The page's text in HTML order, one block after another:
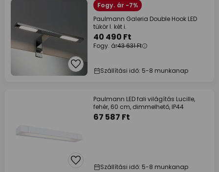
Fogy. ár -7%
Paulmann Galeria Double Hook LED
tükör l. két i.
40 490 Ft
Fogy. ár43 631 Ft
Szállítási idő: 5-8 munkanap
Paulmann LED fali világítás Lucille,
fehér, 60 cm, dimmelhető, IP44
67 587 Ft
Szállítási idő: 5-8 munkanap